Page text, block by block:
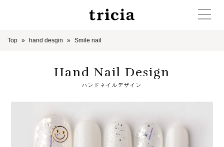
Top hand desgin Smile nail
Hand Nail Design
ハンドネイルデザイン